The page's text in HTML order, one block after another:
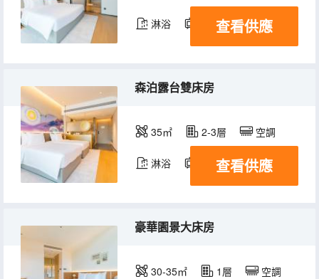
淋浴 電視機
查看供應
森泊露台雙床房
35㎡ 2-3層 空調
淋浴 電視機
查看供應
豪華園景大床房
30-35㎡ 1層 空調